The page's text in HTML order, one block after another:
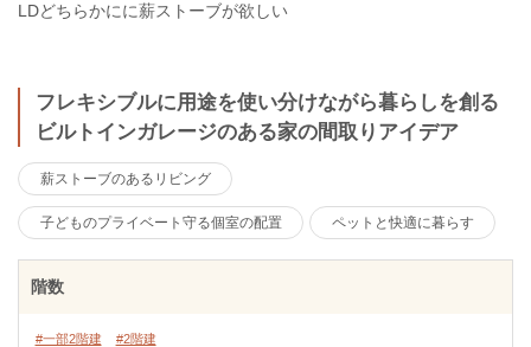
LDどちらかにに薪ストーブが欲しい
フレキシブルに用途を使い分けながら暮らしを創る
ビルトインガレージのある家の間取りアイデア
薪ストーブのあるリビング
子どものプライベート守る個室の配置 ペットと快適に暮らす
階数
#一部2階建 #2階建